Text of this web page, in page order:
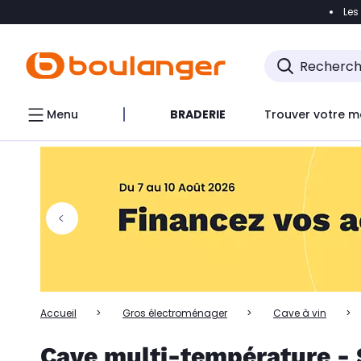
Accéder
Accéder directement au chatbot
Menu BRADERIE Trouver votre
Accueil Gros électroménager Cave à vin